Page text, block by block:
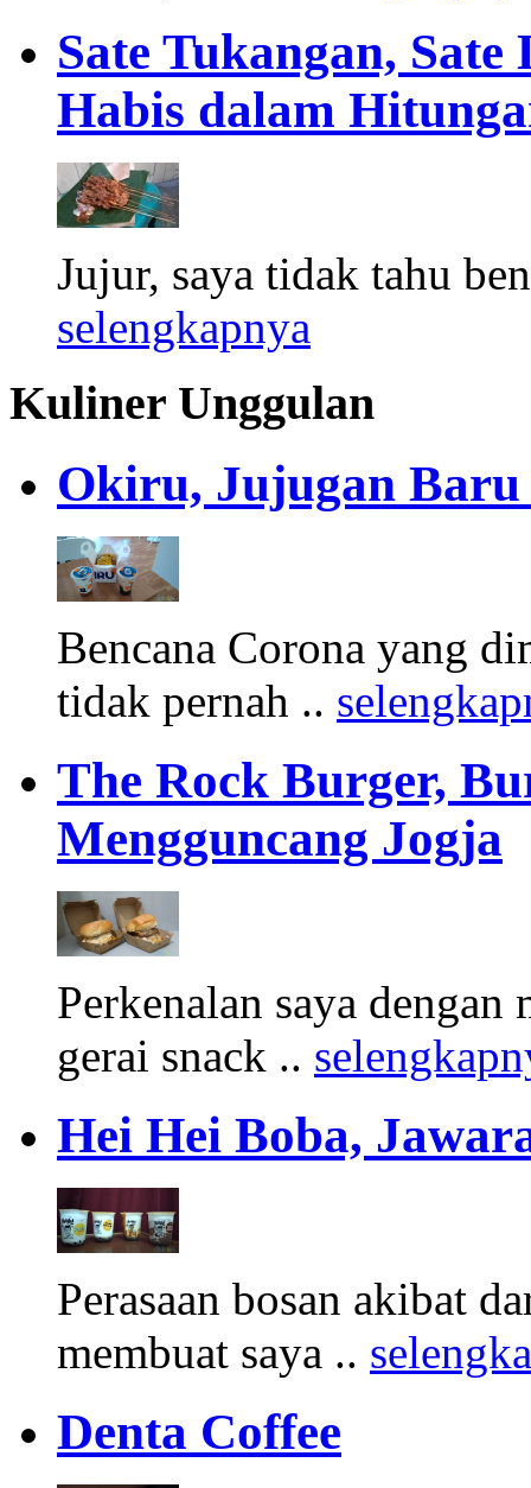
Sate Tukangan,
Habis dalam
Jujur, saya tidak tahu
selengkapnya
Kuliner Unggulan
Okiru, Jujugan Baru
Bencana Corona yang
tidak pernah ..
The Rock Burger,
Mengguncang Jogja
Perkenalan saya
gerai snack ..
Hei Hei Boba,
Perasaan bosan akibat
membuat saya ..
Denta Coffee